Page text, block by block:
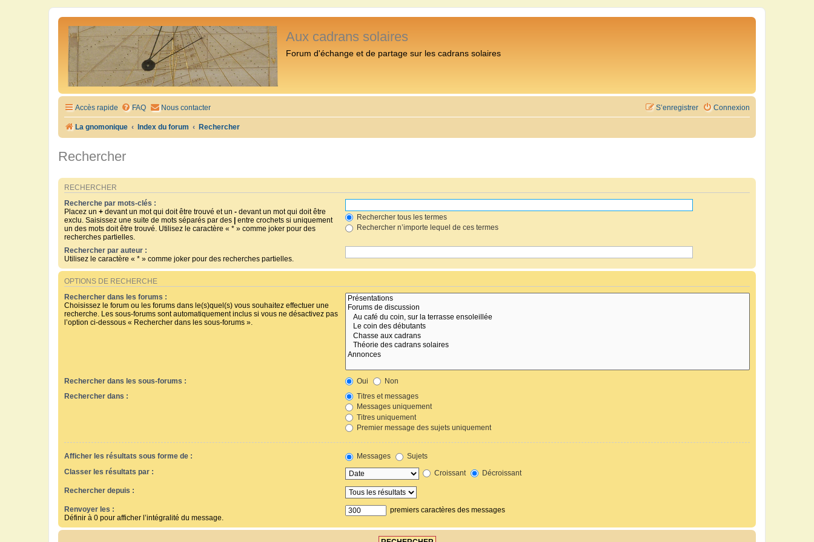
Aux cadrans solaires
Forum d'échange et de partage sur les cadrans solaires
Accès rapide FAQ Nous contacter Connexion
S’enregistrer
La gnomonique Index du forum Rechercher
Rechercher
RECHERCHER
Recherche par mots-clés :
Placez un + devant un mot qui doit être trouvé et un - devant un mot qui doit être
exclu. Saisissez une suite de mots séparés par des
entre crochets si uniquement
un des mots doit être trouvé. Utilisez le caractère « * » comme joker pour des
recherches partielles.
Rechercher tous les termes
Rechercher n’importe lequel de ces termes
Rechercher par auteur :
Utilisez le caractère « * » comme joker pour des recherches partielles.
OPTIONS DE RECHERCHE
Rechercher dans les forums :
Choisissez le forum ou les forums dans le(s)quel(s) vous souhaitez effectuer une
recherche. Les sous-forums sont automatiquement inclus si vous ne désactivez pas
l’option ci-dessous « Rechercher dans les sous-forums ».
Rechercher dans les sous-forums : Oui
Non
Rechercher dans :
Titres et messages
Messages uniquement
Titres uniquement
Premier message des sujets uniquement
Afficher les résultats sous forme de : Messages
Sujets
Classer les résultats par :
Croissant Décroissant
Rechercher depuis :
Renvoyer les :
Définir à 0 pour afficher l’intégralité du message.
premiers caractères des messages